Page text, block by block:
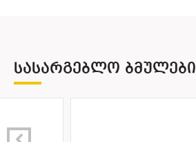
ᲡᲐᲡᲐᲠᲒᲔᲑᲚᲝ ᲑᲛᲣᲚᲔᲑᲘ